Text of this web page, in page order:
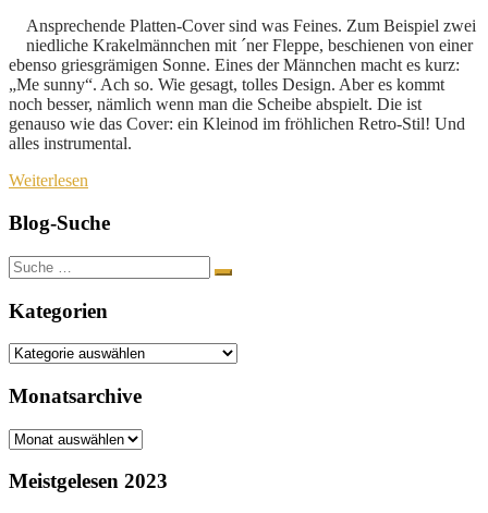
Ansprechende Platten-Cover sind was Feines. Zum Beispiel zwei
niedliche Krakelmännchen mit ´ner Fleppe, beschienen von einer
ebenso griesgrämigen Sonne. Eines der Männchen macht es kurz:
„Me sunny“. Ach so. Wie gesagt, tolles Design. Aber es kommt
noch besser, nämlich wenn man die Scheibe abspielt. Die ist
genauso wie das Cover: ein Kleinod im fröhlichen Retro-Stil! Und
alles instrumental.
Weiterlesen
Blog-Suche
Suche
nach:
Kategorien
Kategorien
Monatsarchive
Monatsarchive
Meistgelesen 2023